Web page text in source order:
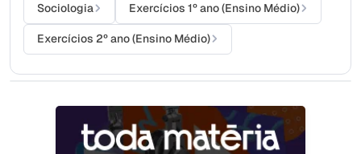
Sociologia Exercícios 1º ano (Ensino Médio)
Exercícios 2º ano (Ensino Médio)